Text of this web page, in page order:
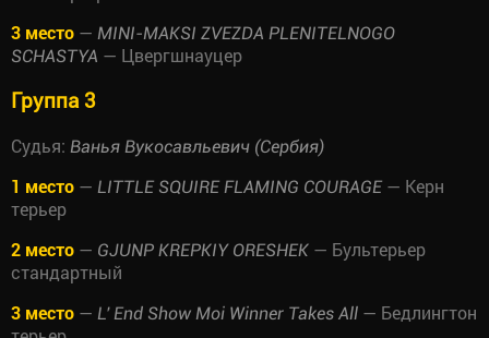
3 место — MINI-MAKSI ZVEZDA PLENITELNOGO
SCHASTYA — Цвергшнауцер
Группа 3
Судья: Ванья Вукосавльевич (Сербия)
1 место — LITTLE SQUIRE FLAMING COURAGE — Керн
терьер
2 место — GJUNP KREPKIY ORESHEK — Бультерьер
стандартный
3 место — L' End Show Moi Winner Takes All — Бедлингтон